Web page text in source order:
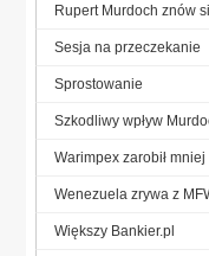
Rupert Murdoch znów
Sesja na przeczekanie
Sprostowanie
Szkodliwy wpływ
Warimpex zarobił mniej
Wenezuela zrywa z
Większy Bankier.pl